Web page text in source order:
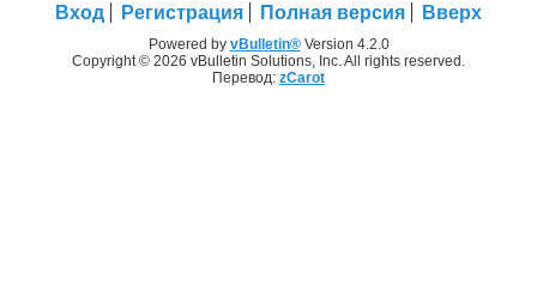
Вход Регистрация Полная версия Вверх
Powered by vBulletin®Version 4.2.0
Copyright © 2026 vBulletin Solutions, Inc. All rights reserved.
Перевод: zCarot